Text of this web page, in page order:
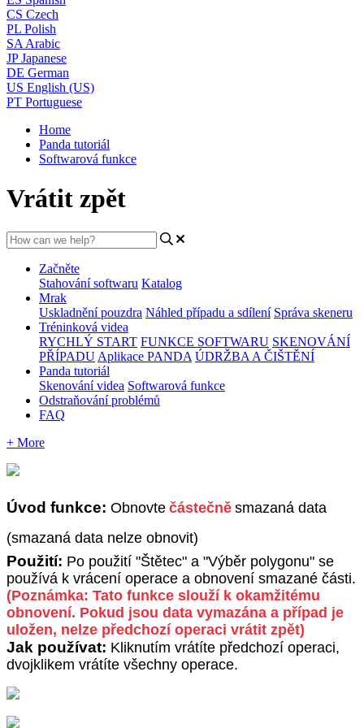
CS Czech
PL Polish
SA Arabic
JP Japanese
DE German
US English (US)
PT Portuguese
Home
Panda tutoriál
Softwarová funkce
Vrátit zpět
Začněte
Stahování softwaru Katalog
Mrak
Uskladnění pouzdra Náhled případu a sdílení Správa skeneru
Tréninková videa
RYCHLÝ START FUNKCE SOFTWARU SKENOVÁNÍ
PŘÍPADU Aplikace PANDA ÚDRŽBA A ČIŠTĚNÍ
Panda tutoriál
Skenování videa Softwarová funkce
Odstraňování problémů
FAQ
+ More
Úvod funkce: Obnovte částečně smazaná data
(smazaná data nelze obnovit)
Použití: Po použití "Štětec" a "Výběr polygonu" se
používá k vrácení operace a obnovení smazané části.
(Poznámka: Tato funkce slouží k okamžitému
obnovení. Pokud jsou data vymazána a případ je
uložen, nelze předchozí operaci vrátit zpět)
Jak používat: Kliknutím vrátíte předchozí operaci,
dvojklikem vrátíte všechny operace.